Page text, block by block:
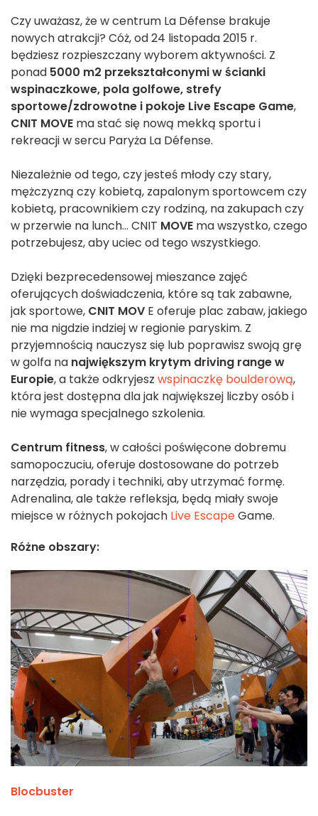
Czy uważasz, że w centrum La Défense brakuje
nowych atrakcji? Cóż, od 24 listopada 2015 r.
będziesz rozpieszczany wyborem aktywności. Z
ponad 5000 m2 przekształconymi w ścianki
wspinaczkowe, pola golfowe, strefy
sportowe/zdrowotne i pokoje Live Escape Game,
CNIT MOVE ma stać się nową mekką sportu i
rekreacji w sercu Paryża La Défense.
Niezależnie od tego, czy jesteś młody czy stary,
mężczyzną czy kobietą, zapalonym sportowcem czy
kobietą, pracownikiem czy rodziną, na zakupach czy
w przerwie na lunch... CNIT MOVE ma wszystko, czego
potrzebujesz, aby uciec od tego wszystkiego.
Dzięki bezprecedensowej mieszance zajęć
oferujących doświadczenia, które są tak zabawne,
jak sportowe, CNIT MOV E oferuje plac zabaw, jakiego
nie ma nigdzie indziej w regionie paryskim. Z
przyjemnością nauczysz się lub poprawisz swoją grę
w golfa na największym krytym driving range w
Europie, a także odkryjesz wspinaczkę boulderową,
która jest dostępna dla jak największej liczby osób i
nie wymaga specjalnego szkolenia.
Centrum fitness, w całości poświęcone dobremu
samopoczuciu, oferuje dostosowane do potrzeb
narzędzia, porady i techniki, aby utrzymać formę.
Adrenalina, ale także refleksja, będą miały swoje
miejsce w różnych pokojach Live EscapeGame.
Różne obszary:
Blocbuster